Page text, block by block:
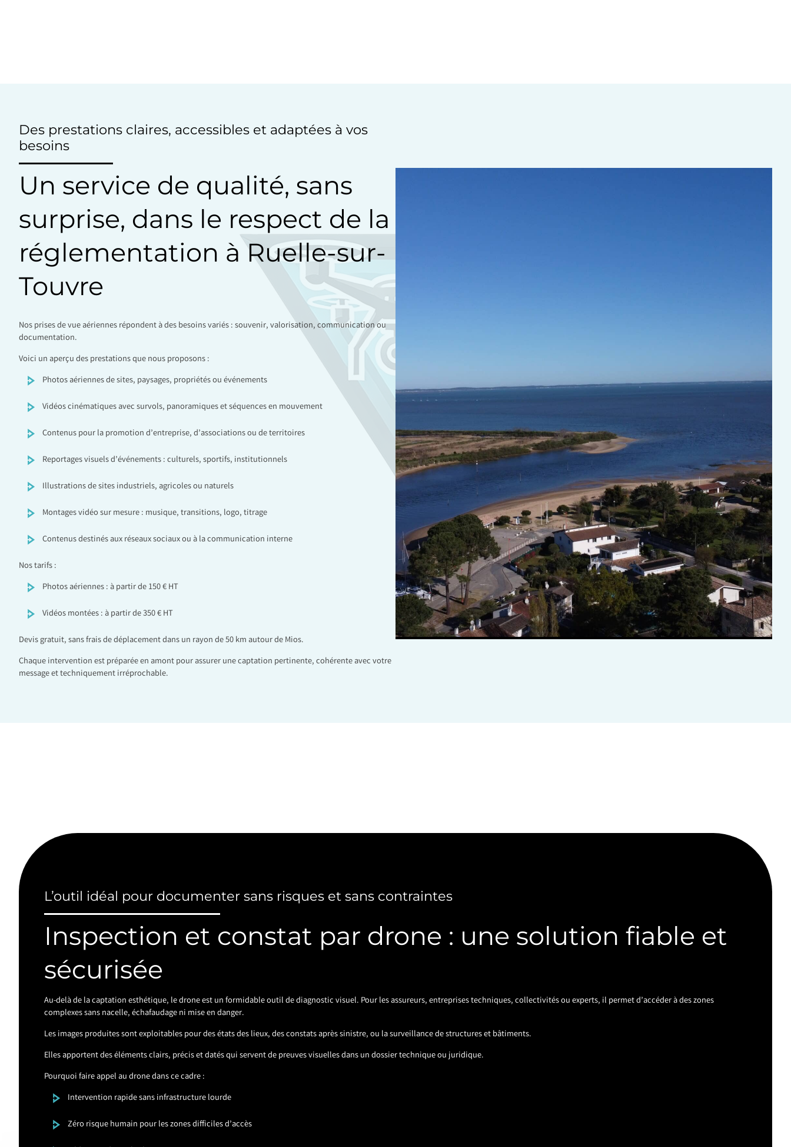
Des prestations claires, accessibles et adaptées à vos
besoins
Un service de qualité, sans
surprise, dans le respect de la
réglementation à Ruelle-sur-
Touvre
Nos prises de vue aériennes répondent à des besoins variés : souvenir, valorisation, communication ou
documentation.
Voici un aperçu des prestations que nous proposons :
Photos aériennes de sites, paysages, propriétés ou événements
Vidéos cinématiques avec survols, panoramiques et séquences en mouvement
Contenus pour la promotion d’entreprise, d’associations ou de territoires
Reportages visuels d’événements : culturels, sportifs, institutionnels
Illustrations de sites industriels, agricoles ou naturels
Montages vidéo sur mesure : musique, transitions, logo, titrage
Contenus destinés aux réseaux sociaux ou à la communication interne
Nos tarifs :
Photos aériennes : à partir de 150 € HT
Vidéos montées : à partir de 350 € HT
Devis gratuit, sans frais de déplacement dans un rayon de 50 km autour de Mios.
Chaque intervention est préparée en amont pour assurer une captation pertinente, cohérente avec votre
message et techniquement irréprochable.
L’outil idéal pour documenter sans risques et sans contraintes
Inspection et constat par drone : une solution fiable et
sécurisée
Au-delà de la captation esthétique, le drone est un formidable outil de diagnostic visuel. Pour les assureurs, entreprises techniques, collectivités ou experts, il permet d’accéder à des zones
complexes sans nacelle, échafaudage ni mise en danger.
Les images produites sont exploitables pour des états des lieux, des constats après sinistre, ou la surveillance de structures et bâtiments.
Elles apportent des éléments clairs, précis et datés qui servent de preuves visuelles dans un dossier technique ou juridique.
Pourquoi faire appel au drone dans ce cadre :
Intervention rapide sans infrastructure lourde
Zéro risque humain pour les zones difficiles d’accès